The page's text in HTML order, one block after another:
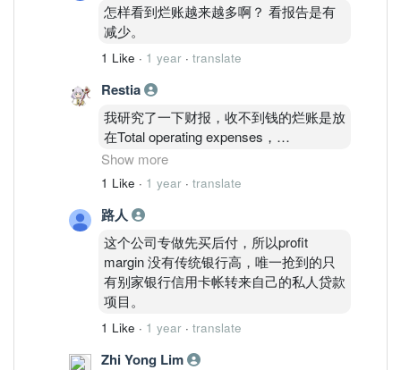
怎样看到烂账越来越多啊？ 看报告是有
减少。
1 Like · 1 year · translate
Restia
我研究了一下财报，收不到钱的烂账是放
在Total operating expenses，
所以我可以大概粗略的简单理解Total
operating expenses/Revenue的比例就是
其中一个烂账比应该没错吧，财报里好像
也是拿这个比例来算performance的。
Total operating expenses/Revenue（数
字越高代表烂账越高） = Q3=71.1%，
Q2 =68.1%， Q1 =63.5%，
然后数字越涨越高，管理层的解释都是
mainly attributable to the higher in
impairment losses on financing
receivables。
Show more
1 Like · 1 year · translate
路人
这个公司专做先买后付，所以profit
margin 没有传统银行高，唯一抢到的只
有别家银行信用卡帐转来自己的私人贷款
项目。
1 Like · 1 year · translate
Zhi Yong Lim